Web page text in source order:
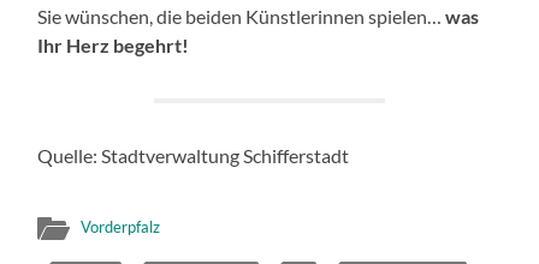
Sie wünschen, die beiden Künstlerinnen spielen…was
Ihr Herz begehrt!
Quelle: Stadtverwaltung Schifferstadt
Vorderpfalz